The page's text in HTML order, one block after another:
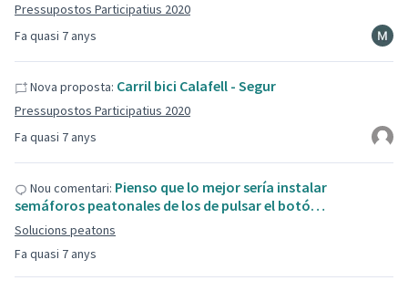
Fa quasi 7 anys
Pressupostos Participatius 2020
Fa quasi 7 anys
Nova proposta: Carril bici Calafell - Segur
Pressupostos Participatius 2020
Fa quasi 7 anys
Nou comentari: Pienso que lo mejor sería instalar
semáforos peatonales de los de pulsar el botó…
Solucions peatons